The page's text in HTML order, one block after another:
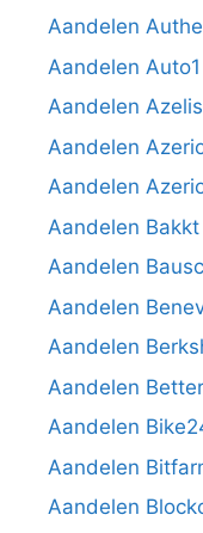
Aandelen
Aandelen
Aandelen
Aandelen
Aandelen
Aandelen
Aandelen
Aandelen
Aandelen
Aandelen
Aandelen
Aandelen
Aandelen